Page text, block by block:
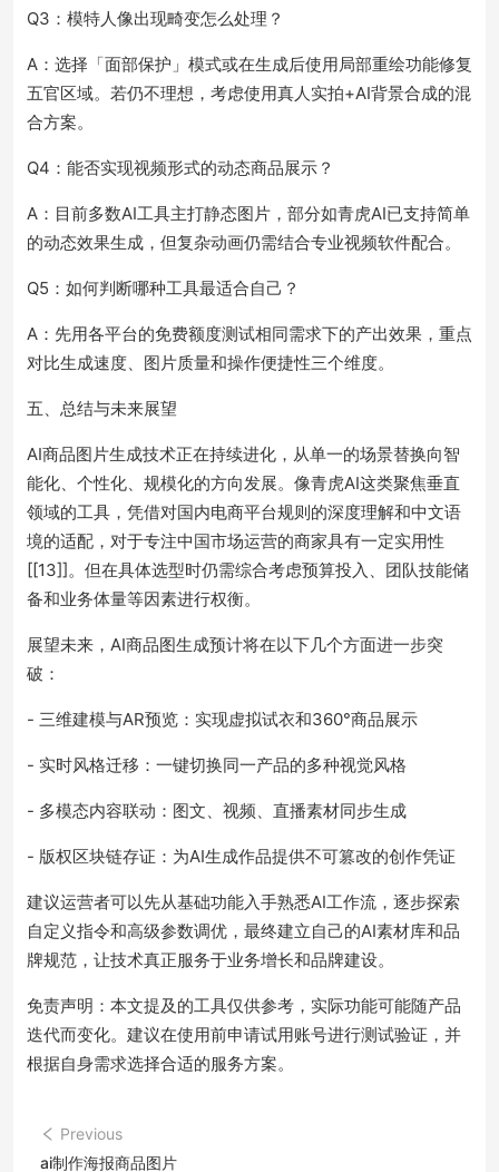
Q3：模特人像出现畸变怎么处理？
A：选择「面部保护」模式或在生成后使用局部重绘功能修复
五官区域。若仍不理想，考虑使用真人实拍+AI背景合成的混
合方案。
Q4：能否实现视频形式的动态商品展示？
A：目前多数AI工具主打静态图片，部分如青虎AI已支持简单
的动态效果生成，但复杂动画仍需结合专业视频软件配合。
Q5：如何判断哪种工具最适合自己？
A：先用各平台的免费额度测试相同需求下的产出效果，重点
对比生成速度、图片质量和操作便捷性三个维度。
五、总结与未来展望
AI商品图片生成技术正在持续进化，从单一的场景替换向智
能化、个性化、规模化的方向发展。像青虎AI这类聚焦垂直
领域的工具，凭借对国内电商平台规则的深度理解和中文语
境的适配，对于专注中国市场运营的商家具有一定实用性
[[13]]。但在具体选型时仍需综合考虑预算投入、团队技能储
备和业务体量等因素进行权衡。
展望未来，AI商品图生成预计将在以下几个方面进一步突
破：
- 三维建模与AR预览：实现虚拟试衣和360°商品展示
- 实时风格迁移：一键切换同一产品的多种视觉风格
- 多模态内容联动：图文、视频、直播素材同步生成
- 版权区块链存证：为AI生成作品提供不可篡改的创作凭证
建议运营者可以先从基础功能入手熟悉AI工作流，逐步探索
自定义指令和高级参数调优，最终建立自己的AI素材库和品
牌规范，让技术真正服务于业务增长和品牌建设。
免责声明：本文提及的工具仅供参考，实际功能可能随产品
迭代而变化。建议在使用前申请试用账号进行测试验证，并
根据自身需求选择合适的服务方案。
Previous
ai制作海报商品图片